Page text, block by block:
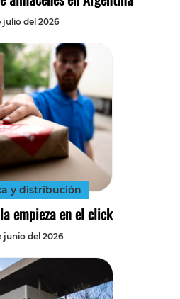
julio del 2026
y distribución
empieza en el click
junio del 2026